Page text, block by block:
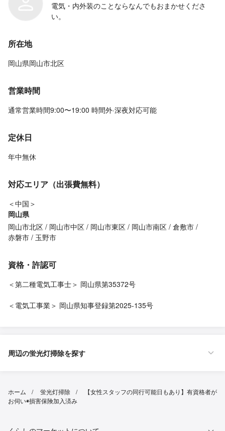
電気・内外装のことならなんでもおまかせくださ
い。
所在地
岡山県岡山市北区
営業時間
通常営業時間9:00〜19:00 時間外·深夜対応可能
定休日
年中無休
対応エリア（出張費無料）
＜中国＞
岡山県
岡山市北区
岡山市中区 岡山市東区 岡山市南区 倉敷市
赤磐市
玉野市
資格・許認可
＜第二種電気工事士＞ 岡山県第35372号
＜電気工事業＞ 岡山県知事登録第2025-135号
周辺の蛍光灯掃除を探す
ホーム 蛍光灯掃除
【女性スタッフの同行可能日もあり】有資格者が
お伺い◉損害保険加入済み